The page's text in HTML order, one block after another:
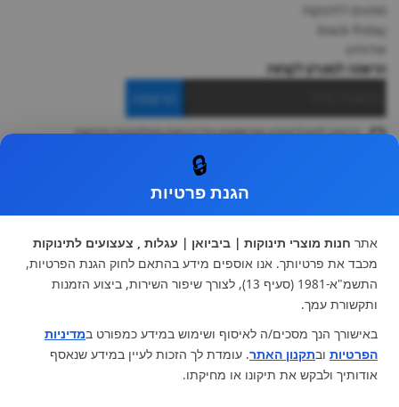
מותגים לתינוקות
black-friday
אודותינו
הרשמה למועדון לקוחות
הרשמה
ברצוני לקבל מידע ופרסומות על הנחות וקולקציות חדשות
עגלות וטיולונים
כיסא בטיחות ואביזרים
ריהוט לתינוקות
מצעים למיטת תינוק וטקסטיל
צעצועי ילדים
על גלגלים
הנקה והאכלה
מוצרי אמבטיה
מוזמנים לבקר אותנו:
🔒
הגנת פרטיות
אתר חנות מוצרי תינוקות | ביביואן | עגלות , צעצועים לתינוקות
מכבד את פרטיותך. אנו אוספים מידע בהתאם לחוק הגנת הפרטיות,
התשמ"א-1981 (סעיף 13), לצורך שיפור השירות, ביצוע הזמנות
ותקשורת עמך.
באישורך הנך מסכים/ה לאיסוף ושימוש במידע כמפורט במדיניות
הפרטיות ובתקנון האתר. עומדת לך הזכות לעיין במידע שנאסף
אודותיך ולבקש את תיקונו או מחיקתו.